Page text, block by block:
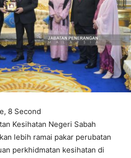
8 Second
Kesihatan Negeri Sabah
lebih ramai pakar perubatan
perkhidmatan kesihatan di